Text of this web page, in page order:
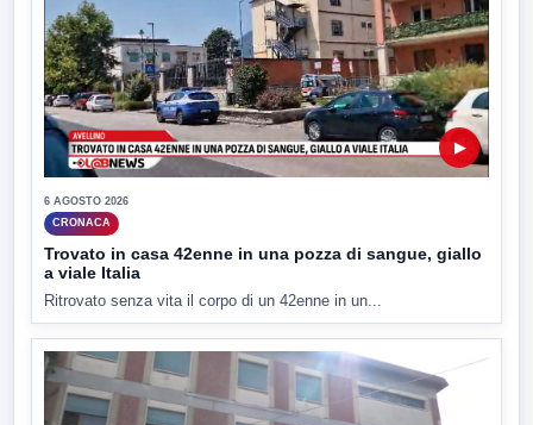
▶
6 AGOSTO 2026
CRONACA
Trovato in casa 42enne in una pozza di sangue, giallo
a viale Italia
Ritrovato senza vita il corpo di un 42enne in un...